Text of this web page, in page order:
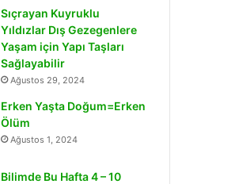
Sıçrayan Kuyruklu
Yıldızlar Dış Gezegenlere
Yaşam için Yapı Taşları
Sağlayabilir
Ağustos 29, 2024
Erken Yaşta Doğum=Erken
Ölüm
Ağustos 1, 2024
Bilimde Bu Hafta 4 – 10